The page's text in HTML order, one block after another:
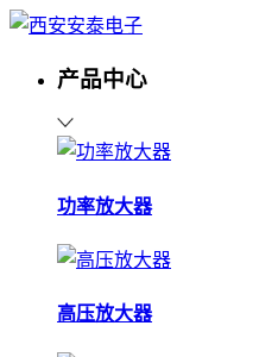
产品中心
功率放大器
高压放大器